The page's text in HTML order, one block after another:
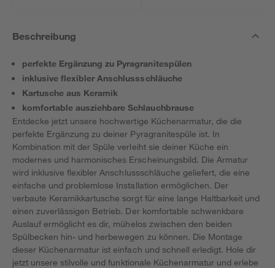
Beschreibung
perfekte Ergänzung zu Pyragranitespülen
inklusive flexibler Anschlussschläuche
Kartusche aus Keramik
komfortable ausziehbare Schlauchbrause
Entdecke jetzt unsere hochwertige Küchenarmatur, die die
perfekte Ergänzung zu deiner Pyragranitespüle ist. In
Kombination mit der Spüle verleiht sie deiner Küche ein
modernes und harmonisches Erscheinungsbild. Die Armatur
wird inklusive flexibler Anschlussschläuche geliefert, die eine
einfache und problemlose Installation ermöglichen. Der
verbaute Keramikkartusche sorgt für eine lange Haltbarkeit und
einen zuverlässigen Betrieb. Der komfortable schwenkbare
Auslauf ermöglicht es dir, mühelos zwischen den beiden
Spülbecken hin- und herbewegen zu können. Die Montage
dieser Küchenarmatur ist einfach und schnell erledigt. Hole dir
jetzt unsere stilvolle und funktionale Küchenarmatur und erlebe